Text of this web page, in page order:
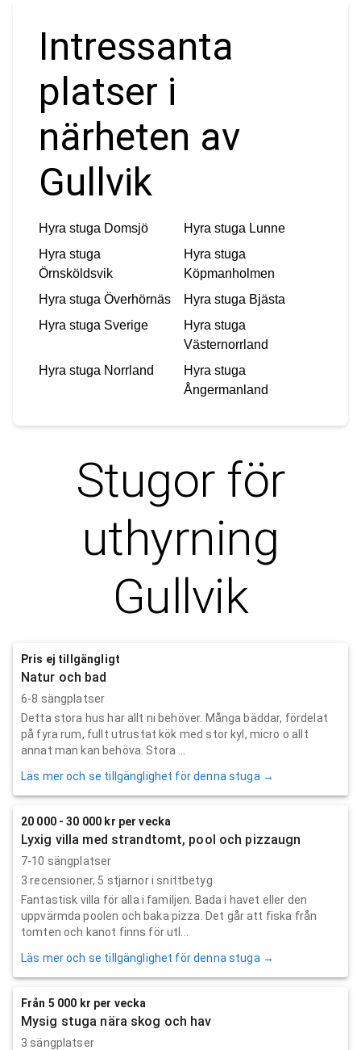
Intressanta
platser i
närheten av
Gullvik
Hyra stuga Domsjö Hyra stuga Lunne
Hyra stuga
Örnsköldsvik
Hyra stuga
Köpmanholmen
Hyra stuga Överhörnäs Hyra stuga Bjästa
Hyra stuga Sverige
Hyra stuga
Västernorrland
Hyra stuga Norrland
Hyra stuga
Ångermanland
Stugor för
uthyrning
Gullvik
Pris ej tillgängligt
Natur och bad
6-8 sängplatser
Detta stora hus har allt ni behöver. Många bäddar, fördelat
på fyra rum, fullt utrustat kök med stor kyl, micro o allt
annat man kan behöva. Stora ...
Läs mer och se tillgänglighet för denna stuga →
20 000 - 30 000 kr per vecka
Lyxig villa med strandtomt, pool och pizzaugn
7-10 sängplatser
3 recensioner, 5 stjärnor i snittbetyg
Fantastisk villa för alla i familjen. Bada i havet eller den
uppvärmda poolen och baka pizza. Det går att fiska från
tomten och kanot finns för utl...
Läs mer och se tillgänglighet för denna stuga →
Från 5 000 kr per vecka
Mysig stuga nära skog och hav
3 sängplatser